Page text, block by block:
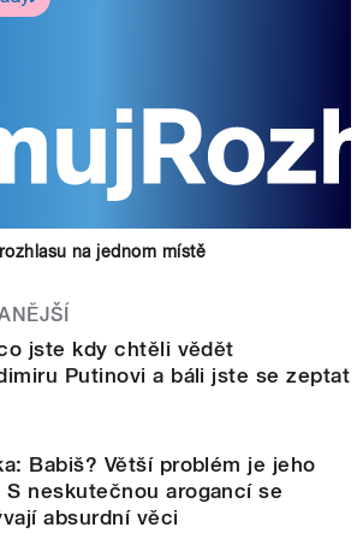
na jednom místě
jste kdy chtěli vědět
Putinovi a báli jste se zeptat
Babiš? Větší problém je jeho
S neskutečnou arogancí se
absurdní věci